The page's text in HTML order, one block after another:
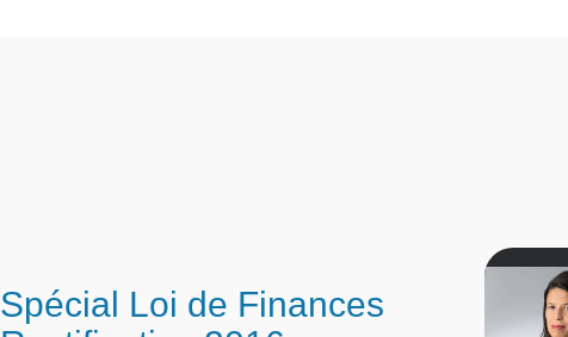
Spécial Loi de Finances